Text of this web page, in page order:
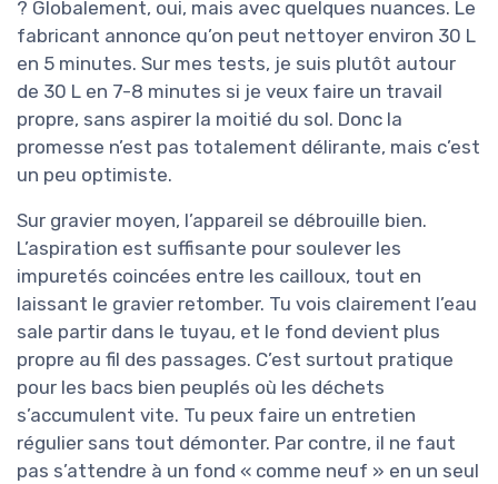
? Globalement, oui, mais avec quelques nuances. Le
fabricant annonce qu’on peut nettoyer environ 30 L
en 5 minutes. Sur mes tests, je suis plutôt autour
de 30 L en 7-8 minutes si je veux faire un travail
propre, sans aspirer la moitié du sol. Donc la
promesse n’est pas totalement délirante, mais c’est
un peu optimiste.
Sur gravier moyen, l’appareil se débrouille bien.
L’aspiration est suffisante pour soulever les
impuretés coincées entre les cailloux, tout en
laissant le gravier retomber. Tu vois clairement l’eau
sale partir dans le tuyau, et le fond devient plus
propre au fil des passages. C’est surtout pratique
pour les bacs bien peuplés où les déchets
s’accumulent vite. Tu peux faire un entretien
régulier sans tout démonter. Par contre, il ne faut
pas s’attendre à un fond « comme neuf » en un seul